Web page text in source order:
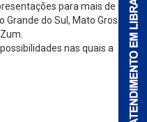
para mais de 700
do Sul, Mato Grosso do
nas quais a